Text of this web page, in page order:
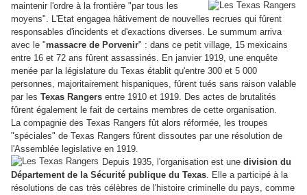
maintenir l'ordre à la frontière "par tous les
moyens". L'Etat engagea hâtivement de nouvelles recrues qui fûrent
responsables d'incidents et d'exactions diverses. Le summum arriva
avec le "massacre de Porvenir" : dans ce petit village, 15 mexicains
entre 16 et 72 ans fûrent assassinés. En janvier 1919, une enquête
menée par la législature du Texas établit qu'entre 300 et 5 000
personnes, majoritairement hispaniques, fûrent tués sans raison valable
par les Texas Rangers entre 1910 et 1919. Des actes de brutalités
fûrent également le fait de certains membres de cette organisation.
La compagnie des Texas Rangers fût alors réformée, les troupes
"spéciales" de Texas Rangers fûrent dissoutes par une résolution de
l'Assemblée legislative en 1919.
Depuis 1935, l'organisation est une division du
Département de la Sécurité publique du Texas. Elle a participé à la
résolutions de cas très célèbres de l'histoire criminelle du pays, comme